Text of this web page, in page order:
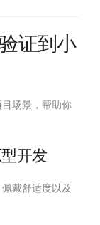
证到小
场景，帮助你
开发
戴舒适度以及